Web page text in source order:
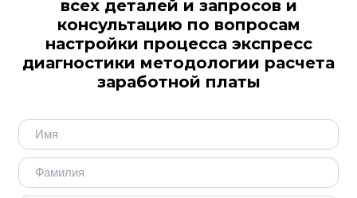
всех деталей и запросов и
консультацию по вопросам
настройки процесса экспресс
диагностики методологии расчета
заработной платы